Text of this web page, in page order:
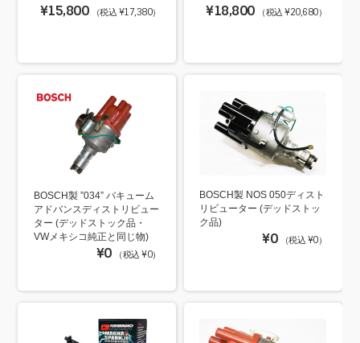
¥15,800 （税込 ¥17,380） ¥18,800 （税込 ¥20,680）
BOSCH製 ”034” バキューム
アドバンスディストリビュー
ター (デッドストック品・
VWメキシコ純正と同じ物)
¥0 （税込 ¥0）
BOSCH製 NOS 050ディスト
リビューター (デッドストッ
ク品)
¥0 （税込 ¥0）